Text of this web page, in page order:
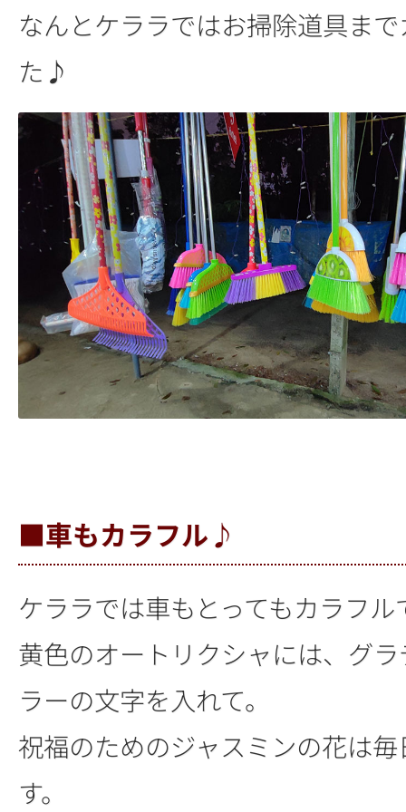
なんとケララではお掃除道具ま
た♪
■車もカラフル♪
ケララでは車もとってもカラフ
黄色のオートリクシャには、グ
ラーの文字を入れて。
祝福のためのジャスミンの花は
す。